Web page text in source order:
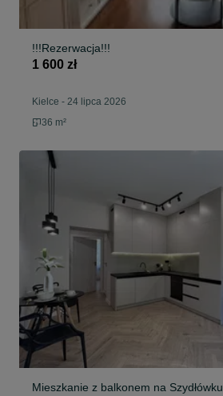
!!!Rezerwacja!!!
1 600 zł
Kielce - 24 lipca 2026
36 m²
Mieszkanie z balkonem na Szydłówku